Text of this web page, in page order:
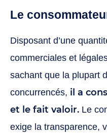
Le
Disposant d’une
commerciales et
sachant que la plupart
concurrencés, il a
et le fait valoir. Le
exige la transparence,